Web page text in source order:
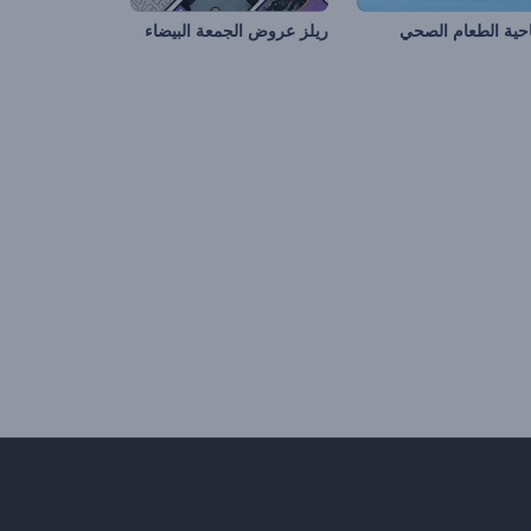
الطعام الصحي ريلز عروض الجمعة البيضاء